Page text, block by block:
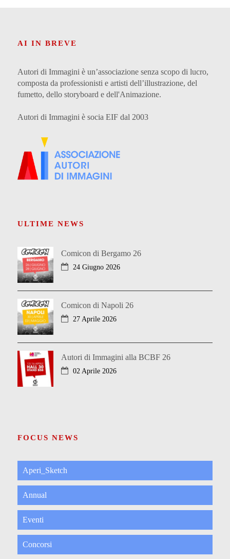
AI IN BREVE
Autori di Immagini è un’associazione senza scopo di lucro,
composta da professionisti e artisti dell’illustrazione, del
fumetto, dello storyboard e dell'Animazione.
Autori di Immagini è socia EIF dal 2003
ULTIME NEWS
Comicon di Bergamo 26
24 Giugno 2026
Comicon di Napoli 26
27 Aprile 2026
Autori di Immagini alla BCBF 26
02 Aprile 2026
FOCUS NEWS
Aperi_Sketch
Annual
Eventi
Concorsi